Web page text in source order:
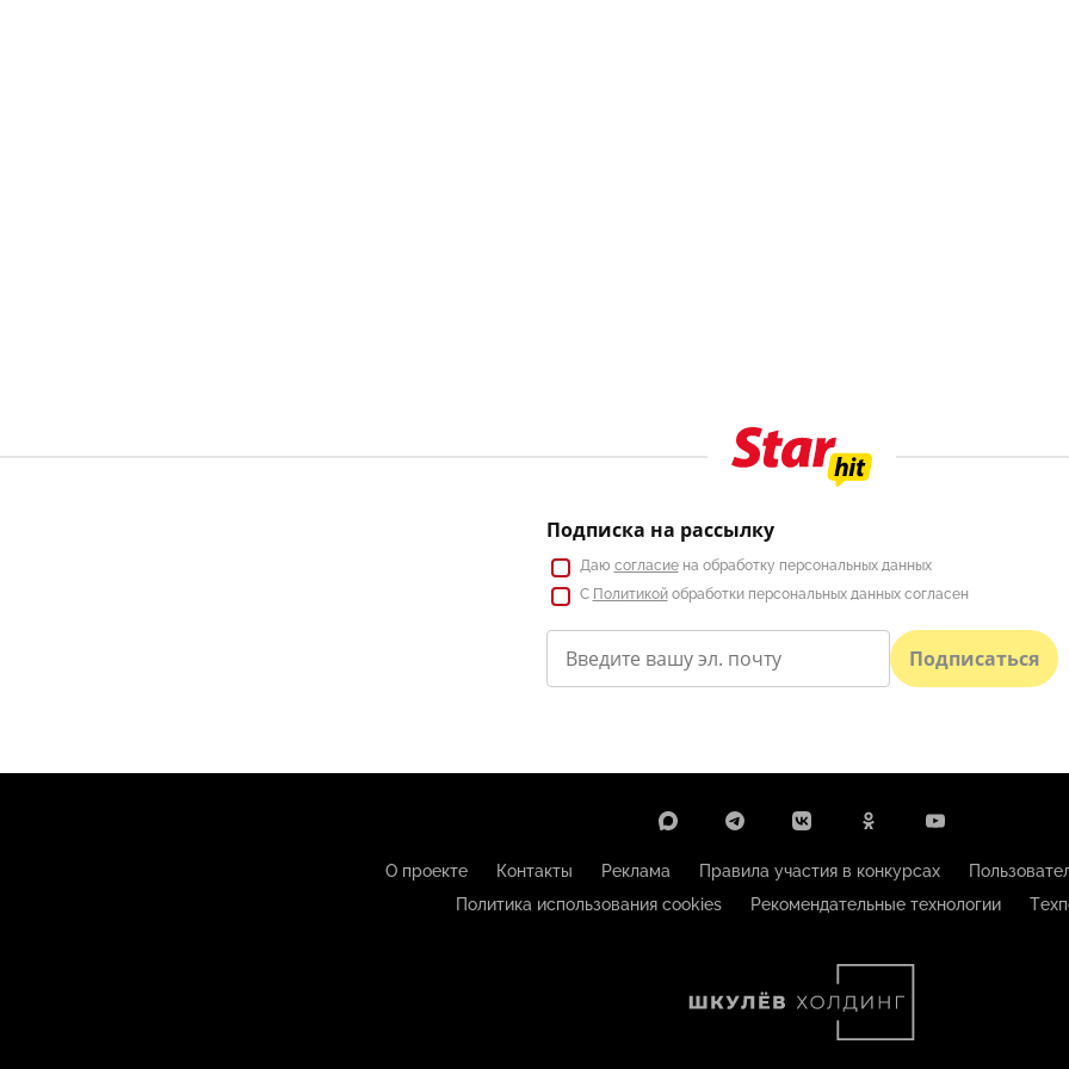
Подписка на рассылку
Даю согласиена обработку персональных данных
С Политикойобработки персональных данных согласен
Подписаться
О проекте Контакты Реклама Правила участия в конкурсах
Политика использования cookies
Рекомендательные технологии